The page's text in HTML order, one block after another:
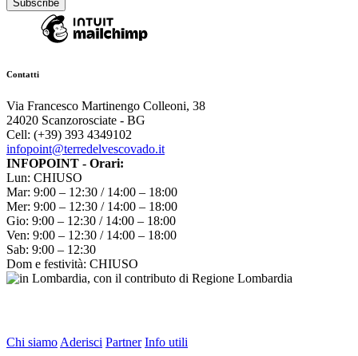
Contatti
Via Francesco Martinengo Colleoni, 38
24020 Scanzorosciate - BG
Cell: (+39) 393 4349102
infopoint@terredelvescovado.it
INFOPOINT - Orari:
Lun: CHIUSO
Mar: 9:00 – 12:30 / 14:00 – 18:00
Mer: 9:00 – 12:30 / 14:00 – 18:00
Gio: 9:00 – 12:30 / 14:00 – 18:00
Ven: 9:00 – 12:30 / 14:00 – 18:00
Sab: 9:00 – 12:30
Dom e festività: CHIUSO
Chi siamo Aderisci Partner Info utili